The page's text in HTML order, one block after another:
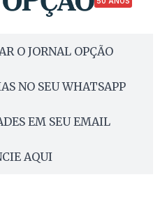
O JORNAL OPÇÃO
NO SEU WHATSAPP
EM SEU EMAIL
AQUI